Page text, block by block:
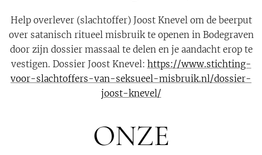
Help overlever (slachtoffer) Joost Knevel om de beerput
over satanisch ritueel misbruik te openen in Bodegraven
door zijn dossier massaal te delen en je aandacht erop te
vestigen. Dossier Joost Knevel: https://www.stichting-
voor-slachtoffers-van-seksueel-misbruik.nl/dossier-
joost-knevel/
ONZE